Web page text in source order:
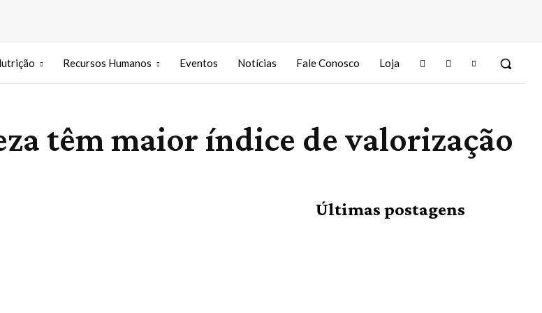
Recursos Humanos Eventos Notícias Fale Conosco Loja
têm maior índice de valorização
Últimas postagens